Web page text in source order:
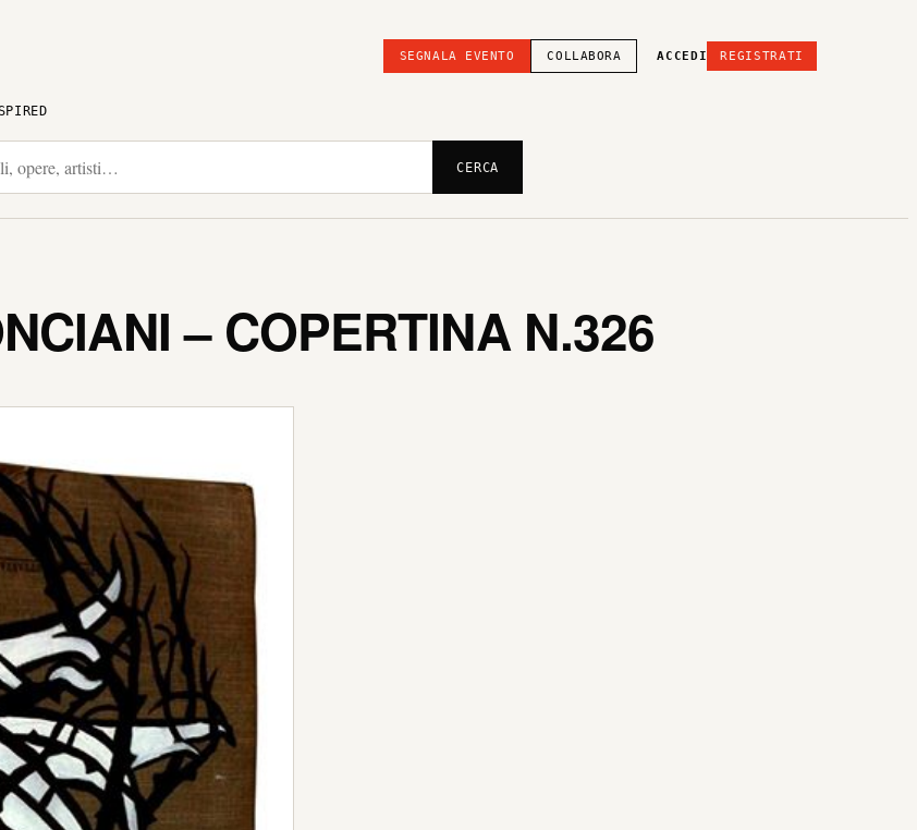
SEGNALA EVENTO COLLABORA ACCEDI REGISTRATI
CERCA
– COPERTINA N.326